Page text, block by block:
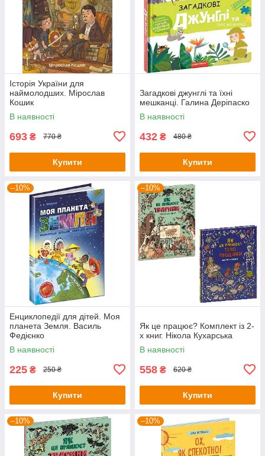
Історія України для
наймолодших. Мірослав
Кошик
В наявності
693 ₴ 770 ₴
Купити
Загадкові джунглі та їхні
мешканці. Галина Деріпаско
В наявності
432 ₴ 480 ₴
Купити
–10%
Енциклопедії для дітей. Моя
планета Земля. Василь
Федієнко
В наявності
225 ₴ 250 ₴
Купити
–10%
Як це працює? Комплект із 2-
х книг. Нікола Кухарська
В наявності
558 ₴ 620 ₴
Купити
–10% –10%